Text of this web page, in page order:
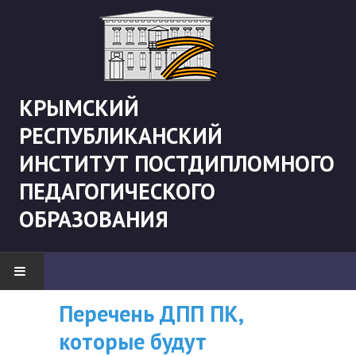
КРЫМСКИЙ
РЕСПУБЛИКАНСКИЙ
ИНСТИТУТ ПОСТДИПЛОМНОГО
ПЕДАГОГИЧЕСКОГО
ОБРАЗОВАНИЯ
НОВОСТИ
"Боевая" русистика
ВНИМАНИЮ
СЛУШАТЕЛЕЙ, У
Перечень ДПП ПК,
которые будут